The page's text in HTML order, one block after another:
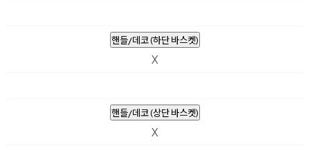
핸들/데코 (하단 바스켓)
X
핸들/데코 (상단 바스켓)
X